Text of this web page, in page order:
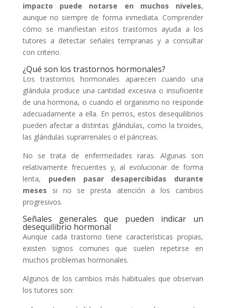
impacto puede notarse en muchos niveles,
aunque no siempre de forma inmediata. Comprender
cómo se manifiestan estos trastornos ayuda a los
tutores a detectar señales tempranas y a consultar
con criterio.
¿Qué son los trastornos hormonales?
Los trastornos hormonales aparecen cuando una
glándula produce una cantidad excesiva o insuficiente
de una hormona, o cuando el organismo no responde
adecuadamente a ella. En perros, estos desequilibrios
pueden afectar a distintas glándulas, como la tiroides,
las glándulas suprarrenales o el páncreas.
No se trata de enfermedades raras. Algunas son
relativamente frecuentes y, al evolucionar de forma
lenta, pueden pasar desapercibidas durante
meses si no se presta atención a los cambios
progresivos.
Señales generales que pueden indicar un
desequilibrio hormonal
Aunque cada trastorno tiene características propias,
existen signos comunes que suelen repetirse en
muchos problemas hormonales.
Algunos de los cambios más habituales que observan
los tutores son: